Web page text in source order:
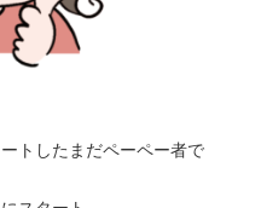
トしたまだペーペー者で